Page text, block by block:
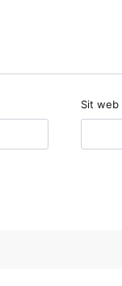
Sit web